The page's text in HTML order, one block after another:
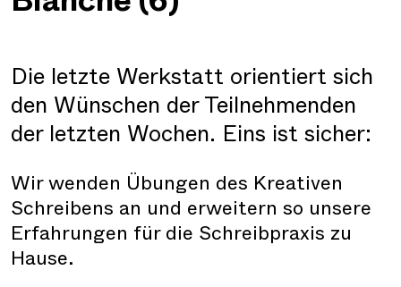
Die letzte Werkstatt orientiert sich
den Wünschen der Teilnehmenden
der letzten Wochen. Eins ist sicher:
Wir wenden Übungen des Kreativen
Schreibens an und erweitern so unsere
Erfahrungen für die Schreibpraxis zu
Hause.